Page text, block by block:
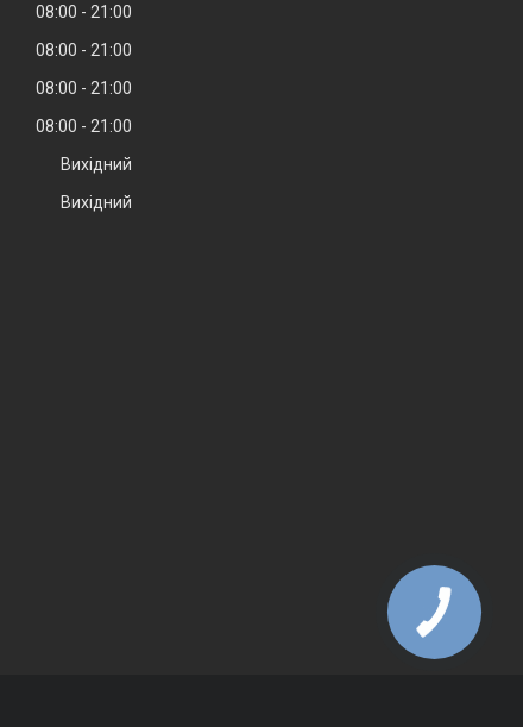
08:00
21:00
08:00
21:00
08:00
21:00
08:00
21:00
Вихідний
Вихідний